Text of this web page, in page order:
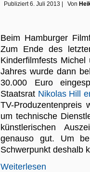
Publiziert 6. Juli 2013 Von
Beim Hamburger
Zum Ende des
Kinderfilmfests
Jahres wurde dann
30.000 Euro
Staatsrat Nikolas Hill
TV-Produzentenpreis
um technische
künstlerischen
genauso gut. Um
Schwerpunkt deshalb
Weiterlesen